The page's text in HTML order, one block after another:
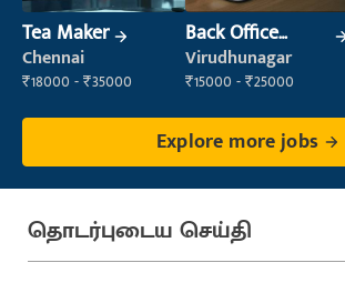
Tea Maker
Chennai
₹18000 - ₹35000
Back Office
Executive
(Administration)
Virudhunagar
₹15000 - ₹25000
Explore more jobs
தொடர்புடைய செய்தி